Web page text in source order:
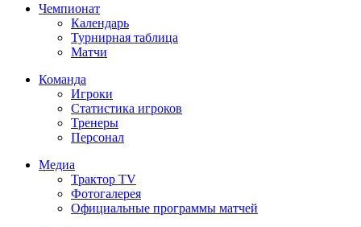
Чемпионат
Календарь
Турнирная таблица
Матчи
Команда
Игроки
Статистика игроков
Тренеры
Персонал
Медиа
Трактор TV
Фотогалерея
Официальные программы матчей